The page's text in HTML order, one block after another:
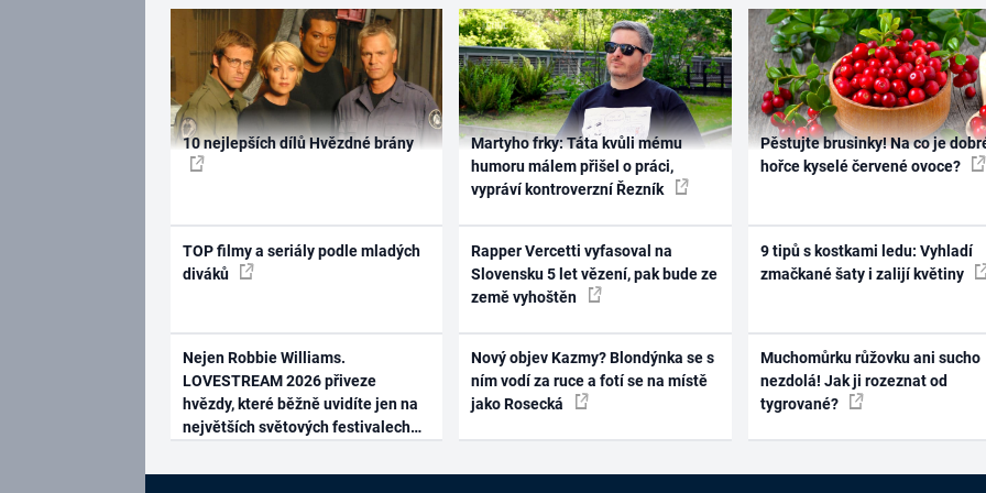
10 nejlepších dílů Hvězdné brány
TOP filmy a seriály podle mladých
diváků
Nejen Robbie Williams.
LOVESTREAM 2026 přiveze
hvězdy, které běžně uvidíte jen na
největších světových festivalech
Martyho frky: Táta kvůli mému
humoru málem přišel o práci,
vypráví kontroverzní Řezník
Rapper Vercetti vyfasoval na
Slovensku 5 let vězení, pak bude ze
země vyhoštěn
Nový objev Kazmy? Blondýnka se s
ním vodí za ruce a fotí se na místě
jako Rosecká
Pěstujte brusinky! Na co je
hořce kyselé červené ovoce?
9 tipů s kostkami ledu: Vyhladí
zmačkané šaty i zalijí květiny
Muchomůrku růžovku ani sucho
nezdolá! Jak ji rozeznat od
tygrované?